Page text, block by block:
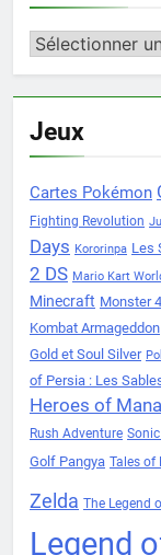
Archives
Jeux
Cartes Pokémon
Fighting Revolution
Days Kororinpa Les
2 DS Mario Kart
Minecraft Monster
Kombat Armageddon
Gold et Soul Silver
of Persia : Les
Heroes of Mana
Rush Adventure
Golf Pangya Tales of
Zelda The Legend
Legend